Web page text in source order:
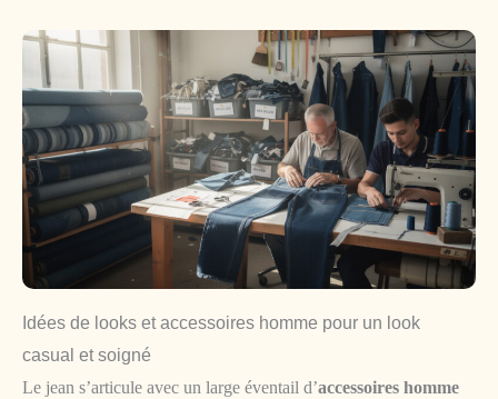
Idées de looks et accessoires homme pour un look
casual et soigné
Le jean s’articule avec un large éventail d’accessoires homme